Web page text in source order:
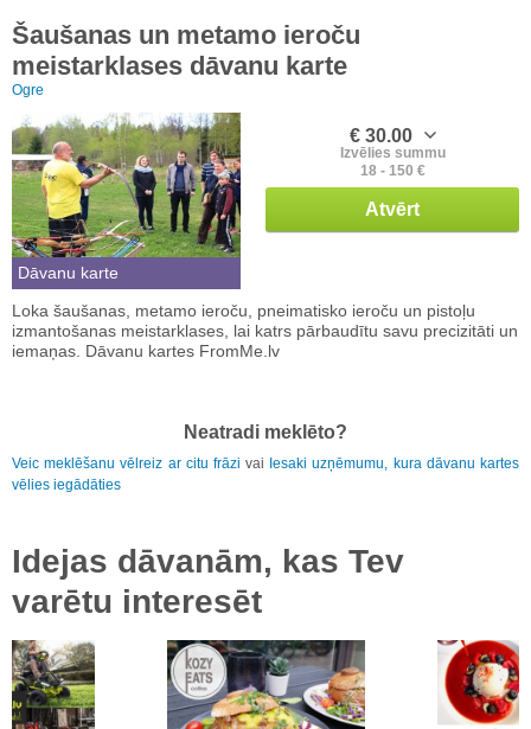
Šaušanas un metamo ieroču
meistarklases dāvanu karte
Ogre
Dāvanu karte
€ 30.00
Izvēlies summu
18 - 150 €
Atvērt
Loka šaušanas, metamo ieroču, pneimatisko ieroču un pistoļu
izmantošanas meistarklases, lai katrs pārbaudītu savu precizitāti un
iemaņas. Dāvanu kartes FromMe.lv
Neatradi meklēto?
Veic meklēšanu vēlreiz ar citu frāzi vai Iesaki uzņēmumu, kura dāvanu kartes
vēlies iegādāties
Idejas dāvanām, kas Tev
varētu interesēt